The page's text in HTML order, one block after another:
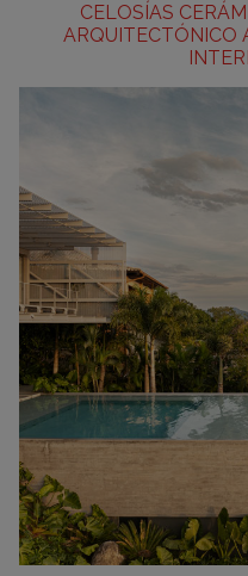
CELOSÍAS
ARQUITECTÓNICO